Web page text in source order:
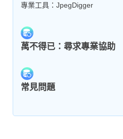
專業工具：JpegDigger
萬不得已：尋求專業協助
常見問題